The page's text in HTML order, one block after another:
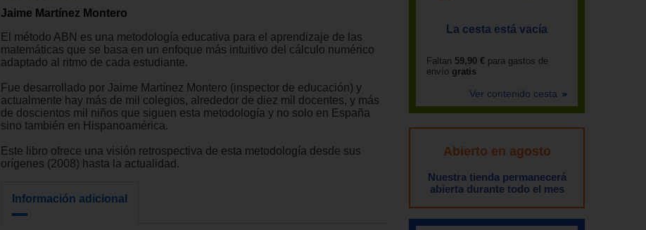
Jaime Martínez Montero
El método ABN es una metodología educativa para el aprendizaje de las
matemáticas que se basa en un enfoque más intuitivo del cálculo numérico
adaptado al ritmo de cada estudiante.
Fue desarrollado por Jaime Martínez Montero (inspector de educación) y
actualmente hay más de mil colegios, alrededor de diez mil docentes, y más
de doscientos mil niños que siguen esta metodología y no solo en España
sino también en Hispanoamérica.
Este libro ofrece una visión retrospectiva de esta metodología desde sus
orígenes (2008) hasta la actualidad.
Información adicional
La cesta está vacía
Faltan 59,90 € para gastos de
envío gratis
Ver contenido cesta
Abierto en agosto
Nuestra tienda permanecerá
abierta durante todo el mes